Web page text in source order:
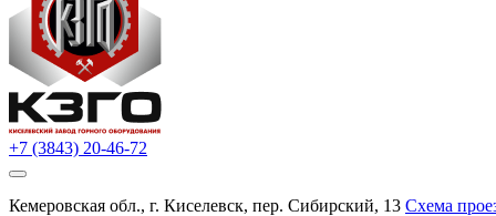
+7 (3843) 20-46-72
Кемеровская обл., г. Киселевск, пер. Сибирский, 13 Схема